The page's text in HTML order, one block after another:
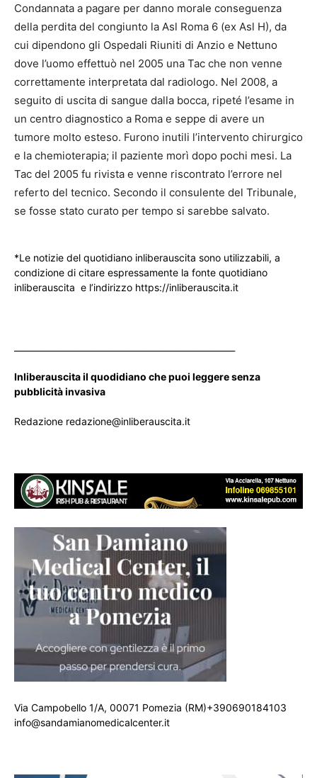
Condannata a pagare per danno morale conseguenza
della perdita del congiunto la Asl Roma 6 (ex Asl H), da
cui dipendono gli Ospedali Riuniti di Anzio e Nettuno
dove l’uomo effettuò nel 2005 una Tac che non venne
correttamente interpretata dal radiologo. Nel 2008, a
seguito di uscita di sangue dalla bocca, ripeté l’esame in
un centro diagnostico a Roma e seppe di avere un
tumore molto esteso. Furono inutili l’intervento chirurgico
e la chemioterapia; il paziente morì dopo pochi mesi. La
Tac del 2005 fu rivista e venne riscontrato l’errore nel
referto del tecnico. Secondo il consulente del Tribunale,
se fosse stato curato per tempo si sarebbe salvato.
*Le notizie del quotidiano inliberauscita sono utilizzabili, a
condizione di citare espressamente la fonte quotidiano
inliberauscita e l’indirizzo https://inliberauscita.it
Inliberauscita il quodidiano che puoi leggere senza
pubblicità invasiva
Redazione redazione@inliberauscita.it
Via Campobello 1/A, 00071 Pomezia (RM)+390690184103
info@sandamianomedicalcenter.it